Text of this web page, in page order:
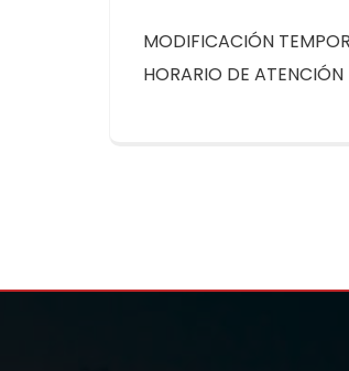
MODIFICACIÓN
HORARIO DE ATENCIÓN